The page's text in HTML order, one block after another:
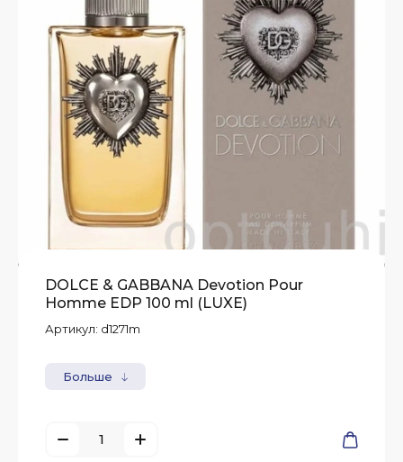
DOLCE & GABBANA Devotion Pour
Homme EDP 100 ml (LUXE)
Артикул: d1271m
Больше